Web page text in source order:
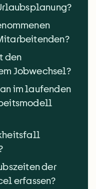
den
Jobwechsel?
im laufenden
der
erfassen?